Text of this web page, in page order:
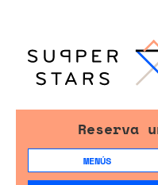
Reserva
MENÚS